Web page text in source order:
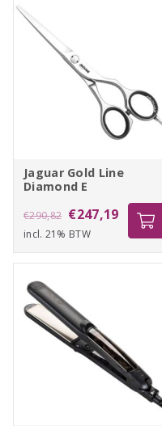
Jaguar Gold Line
Diamond E
€290,82 Oorspronkelijke
prijs
was:
€247,19Huidige
prijs
is:
incl. 21% BTW